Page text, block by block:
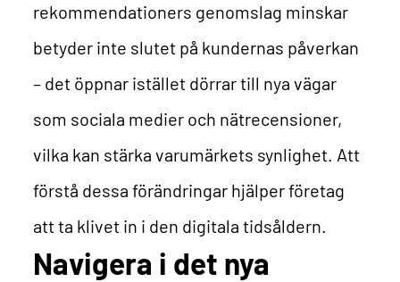
rekommendationers genomslag minskar
betyder inte slutet på kundernas påverkan
– det öppnar istället dörrar till nya vägar
som sociala medier och nätrecensioner,
vilka kan stärka varumärkets synlighet. Att
förstå dessa förändringar hjälper företag
att ta klivet in i den digitala tidsåldern.
Navigera i det nya